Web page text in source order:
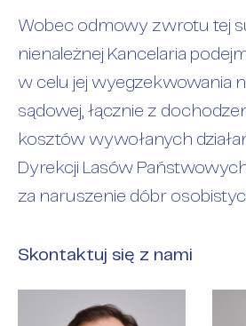
Skontaktuj się z nami
Wobec odmowy zwrotu tej
nienależnej Kancelaria
w celu jej wyegzekwowania
sądowej, łącznie z
kosztów wywołanych
Dyrekcji Lasów
za naruszenie dóbr